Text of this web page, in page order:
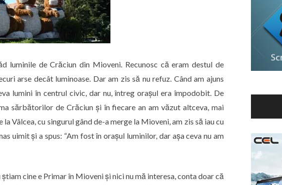
luminile de Crăciun din Mioveni. Recunosc că eram destul de
arse decât luminoase. Dar am zis să nu refuz. Când am ajuns
lumini în centrul civic, dar nu, întreg orașul era împodobit. De
sărbătorilor de Crăciun și în fiecare an am văzut altceva, mai
Vâlcea, cu singurul gând de-a merge la Mioveni, am zis să iau cu
uimit și a spus: “Am fost în orașul luminilor, dar așa ceva nu am
cine e Primar în Mioveni și nici nu mă interesa, conta doar că